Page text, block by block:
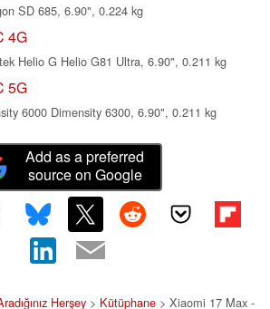
SD 685, 6.90", 0.224 kg
4G
Helio G Helio G81 Ultra, 6.90", 0.211 kg
5G
6000 Dimensity 6300, 6.90", 0.211 kg
Add as a preferred
source on Google
Herşey > Kütüphane > Xiaomi 17 Max -